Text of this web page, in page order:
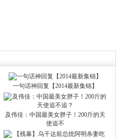
一句话神回复【2014最新集锦】
及伟佳：中国最美女胖子！200斤的天
使追不